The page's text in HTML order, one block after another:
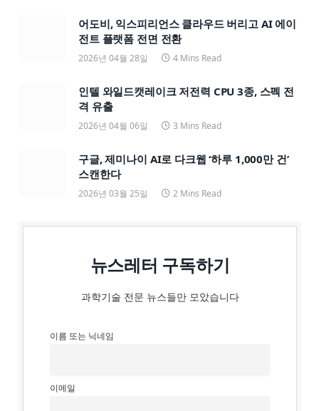
어도비, 익스피리언스 클라우드 버리고 AI 에이
전트 플랫폼 전면 전환
2026년 04월 28일 4 Mins Read
인텔 와일드캣레이크 저전력 CPU 3종, 스펙 전
격 유출
2026년 04월 06일 3 Mins Read
구글, 제미나이 AI로 다크웹 ‘하루 1,000만 건’
스캔한다
2026년 03월 25일 2 Mins Read
뉴스레터 구독하기
과학기술 전문 뉴스들만 모았습니다
이름 또는 닉네임
이메일